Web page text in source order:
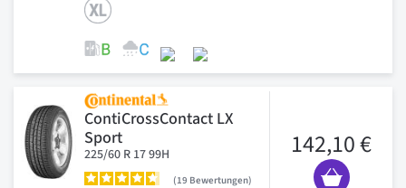
ContiCrossContact LX
Sport
225/60 R 17 99H
19 Bewertungen
142,10 €